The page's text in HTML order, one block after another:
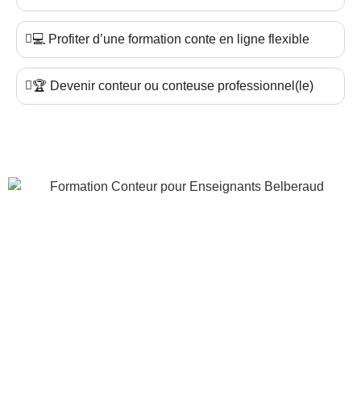
💻 Profiter d’une formation conte en ligne flexible
🏆 Devenir conteur ou conteuse professionnel(le)